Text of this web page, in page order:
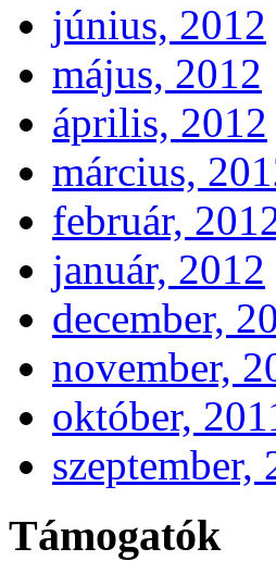
június, 2012
május, 2012
április, 2012
március,
február,
január, 2012
december,
november,
október,
szeptember,
Támogatók